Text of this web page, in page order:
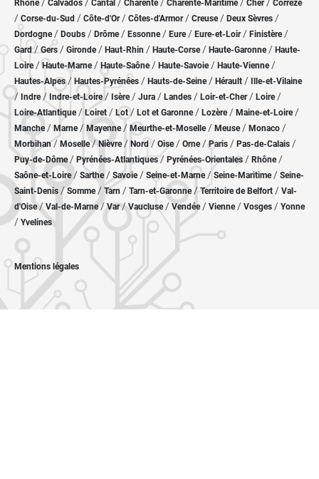
Rhône/ Calvados / Cantal / Charente / Charente-Maritime/ Cher / Corrèze
/ Corse-du-Sud / Côte-d'Or / Côtes-d'Armor/ Creuse/ Deux Sèvres /
Dordogne/ Doubs / Drôme/ Essonne / Eure/ Eure-et-Loir / Finistère/
Gard/Gers / Gironde/ Haut-Rhin / Haute-Corse/ Haute-Garonne/ Haute-
Loire/Haute-Marne/ Haute-Saône/ Haute-Savoie/ Haute-Vienne/
Hautes-Alpes/ Hautes-Pyrénées / Hauts-de-Seine/ Hérault / Ille-et-Vilaine
/ Indre/ Indre-et-Loire/ Isère/ Jura / Landes / Loir-et-Cher/ Loire/
Loire-Atlantique/ Loiret / Lot/ Lot et Garonne/ Lozère / Maine-et-Loire/
Manche/ Marne/ Mayenne/ Meurthe-et-Moselle/ Meuse/ Monaco /
Morbihan/ Moselle/ Nièvre / Nord/ Oise / Orne/Paris / Pas-de-Calais /
Puy-de-Dôme/ Pyrénées-Atlantiques / Pyrénées-Orientales / Rhône/
Saône-et-Loire/ Sarthe/ Savoie/ Seine-et-Marne/ Seine-Maritime/ Seine-
Saint-Denis /Somme/ Tarn / Tarn-et-Garonne/Territoire de Belfort / Val-
d'Oise/ Val-de-Marne/Var/Vaucluse/ Vendée/ Vienne/ Vosges / Yonne
/ Yvelines
Mentions légales